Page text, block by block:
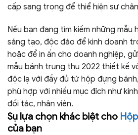
cấp sang trọng để thiể hiện sự
Nếu bạn đang tìm kiếm những mẫu
sáng tạo, độc đáo để kinh doanh
hoặc để in ấn cho doanh nghiệp,
mẫu bánh trung thu 2022 thiết kế
độc lạ với đầy đủ tứ hộp đựng
phù hợp với nhiều mục đích như
đối tác, nhân viên.
Sụ lựa chọn khác biệt cho
của bạn